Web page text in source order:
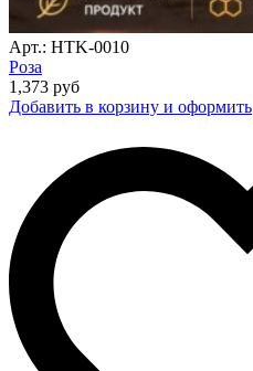
Арт.: HTK-0010
Роза
1,373 руб
Добавить в корзину и оформить